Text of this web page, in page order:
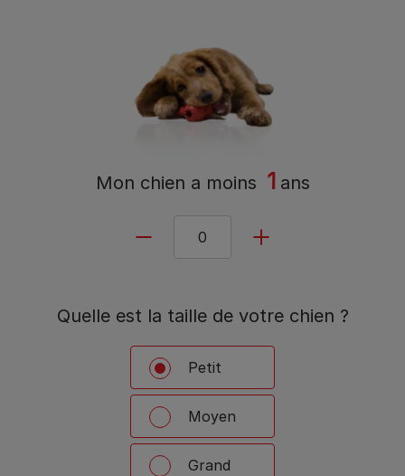
Mon chien a moins 1 ans
Quelle est la taille de votre chien ?
Petit
Moyen
Grand